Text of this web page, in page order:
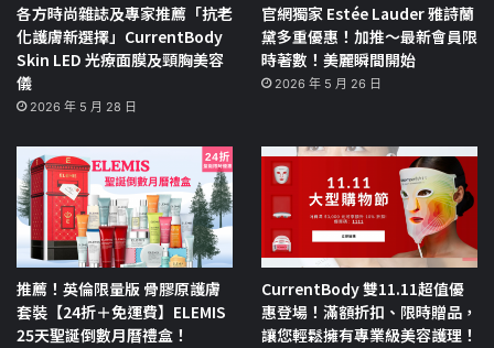
各方時尚雜誌及專家推薦「抗老
化護膚新選擇」CurrentBody
Skin LED 光療面膜及頸胸美容
儀
2026 年 5 月 28 日
官網獨家 Estée Lauder 雅詩蘭
黛多重優惠！加推～最新會員限
時著數！美麗瞬間開始
2026 年 5 月 26 日
推薦！英倫限量版 骨膠原護膚
套裝【24折＋免運費】ELEMIS
25天聖誕倒數月曆禮盒！
CurrentBody 雙11.11超值優
惠登場！滿額折扣、限時贈品，
讓您輕鬆擁有專業級美容護理！